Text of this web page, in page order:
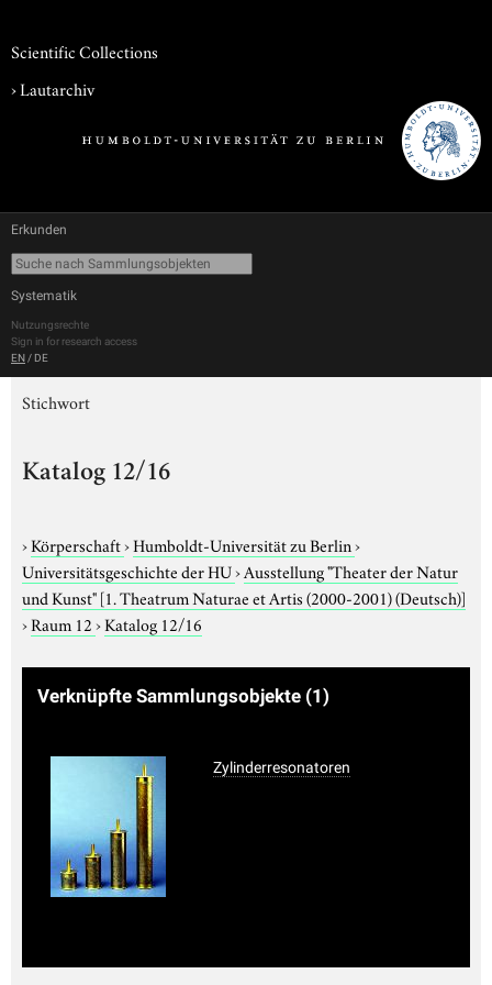
Scientific Collections
›Lautarchiv
Erkunden
Systematik
Nutzungsrechte
Sign in for research access
EN / DE
Stichwort
Katalog 12/16
›Körperschaft›Humboldt-Universität zu Berlin›
Universitätsgeschichte der HU›Ausstellung "Theater der Natur
und Kunst"[1. Theatrum Naturae et Artis (2000-2001) (Deutsch)]
›Raum 12›Katalog 12/16
Verknüpfte Sammlungsobjekte (1)
Zylinderresonatoren